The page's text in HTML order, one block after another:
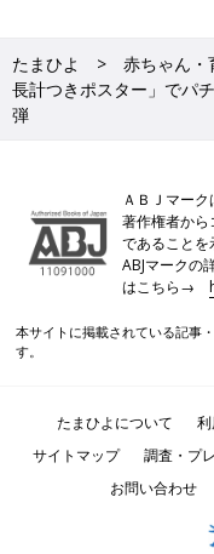
たまひよ 赤ちゃん・
長計つきポスター」でパ
弾
ＡＢＪマーク
著作権者か
であることを
ABJマークの
はこちら→
本サイトに掲載されている記事
す。
たまひよについて
サイトマップ
調査・プ
お問い合わせ